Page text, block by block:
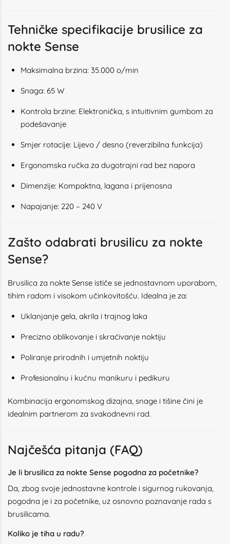
Tehničke specifikacije brusilice za
nokte Sense
Maksimalna brzina: 35.000 o/min
Snaga: 65 W
Kontrola brzine: Elektronička, s intuitivnim gumbom za
podešavanje
Smjer rotacije: Lijevo / desno (reverzibilna funkcija)
Ergonomska ručka za dugotrajni rad bez napora
Dimenzije: Kompaktna, lagana i prijenosna
Napajanje: 220 – 240 V
Zašto odabrati brusilicu za nokte
Sense?
Brusilica za nokte Sense ističe se jednostavnom uporabom,
tihim radom i visokom učinkovitošću. Idealna je za:
Uklanjanje gela, akrila i trajnog laka
Precizno oblikovanje i skraćivanje noktiju
Poliranje prirodnih i umjetnih noktiju
Profesionalnu i kućnu manikuru i pedikuru
Kombinacija ergonomskog dizajna, snage i tišine čini je
idealnim partnerom za svakodnevni rad.
Najčešća pitanja (FAQ)
Je li brusilica za nokte Sense pogodna za početnike?
Da, zbog svoje jednostavne kontrole i sigurnog rukovanja,
pogodna je i za početnike, uz osnovno poznavanje rada s
brusilicama.
Koliko je tiha u radu?